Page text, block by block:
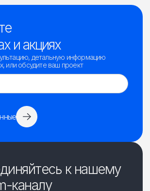
и акциях
детальную информацию
или обсудите ваш проект
к нашему
каналу